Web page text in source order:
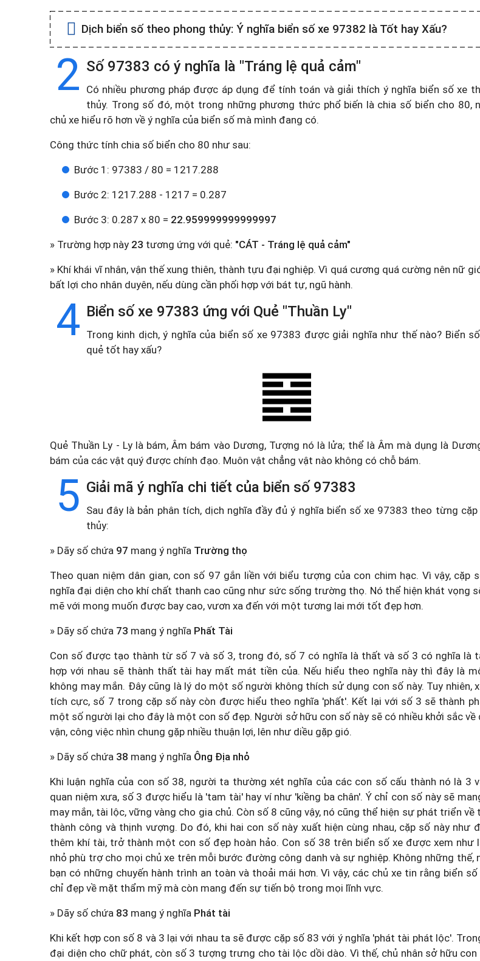
Dịch biển số theo phong thủy: Ý nghĩa biển số xe 97382 là Tốt hay Xấu?
2 Số 97383 có ý nghĩa là "Tráng lệ quả cảm"
Có nhiều phương pháp được áp dụng để tính toán và giải thích ý nghĩa biển số xe
thủy. Trong số đó, một trong những phương thức phổ biến là chia số biển cho 80,
chủ xe hiểu rõ hơn về ý nghĩa của biển số mà mình đang có.
Công thức tính chia số biển cho 80 như sau:
Bước 1: 97383 / 80 = 1217.288
Bước 2: 1217.288 - 1217 = 0.287
Bước 3: 0.287 x 80 = 22.959999999999997
» Trường hợp này 23 tương ứng với quẻ: "CÁT - Tráng lệ quả cảm"
» Khí khái vĩ nhân, vận thế xung thiên, thành tựu đại nghiệp. Vì quá cương quá cường nên nữ
bất lợi cho nhân duyên, nếu dùng cần phối hợp với bát tự, ngũ hành.
4 Biển số xe 97383 ứng với Quẻ "Thuần Ly"
Trong kinh dịch, ý nghĩa của biển số xe 97383 được giải nghĩa như thế nào? Biển
quẻ tốt hay xấu?
Quẻ Thuần Ly - Ly là bám, Âm bám vào Dương, Tượng nó là lửa; thể là Âm mà dụng là
bám của các vật quý được chính đạo. Muôn vật chẳng vật nào không có chỗ bám.
5 Giải mã ý nghĩa chi tiết của biển số 97383
Sau đây là bản phân tích, dịch nghĩa đầy đủ ý nghĩa biển số xe 97383 theo từng cặp
thủy:
» Dãy số chứa 97 mang ý nghĩa Trường thọ
Theo quan niệm dân gian, con số 97 gắn liền với biểu tượng của con chim hạc. Vì vậy, cặp
nghĩa đại diện cho khí chất thanh cao cũng như sức sống trường thọ. Nó thể hiện khát vọng
mẽ với mong muốn được bay cao, vươn xa đến với một tương lai mới tốt đẹp hơn.
» Dãy số chứa 73 mang ý nghĩa Phất Tài
Con số được tạo thành từ số 7 và số 3, trong đó, số 7 có nghĩa là thất và số 3 có nghĩa là
hợp với nhau sẽ thành thất tài hay mất mát tiền của. Nếu hiểu theo nghĩa này thì đây là
không may mắn. Đây cũng là lý do một số người không thích sử dụng con số này. Tuy nhiên,
tích cực, số 7 trong cặp số này còn được hiểu theo nghĩa 'phất'. Kết lại với số 3 sẽ thành
một số người lại cho đây là một con số đẹp. Người sở hữu con số này sẽ có nhiều khởi sắc
vận, công việc nhìn chung gặp nhiều thuận lợi, lên như diều gặp gió.
» Dãy số chứa 38 mang ý nghĩa Ông Địa nhỏ
Khi luận nghĩa của con số 38, người ta thường xét nghĩa của các con số cấu thành nó là 3
quan niệm xưa, số 3 được hiểu là 'tam tài' hay ví như 'kiềng ba chân'. Ý chỉ con số này sẽ
may mắn, tài lộc, vững vàng cho gia chủ. Còn số 8 cũng vậy, nó cũng thể hiện sự phát triển về
thành công và thịnh vượng. Do đó, khi hai con số này xuất hiện cùng nhau, cặp số này như
thêm khí tài, trở thành một con số đẹp hoàn hảo. Con số 38 trên biển số xe được xem như
nhỏ phù trợ cho mọi chủ xe trên mỗi bước đường công danh và sự nghiệp. Không những thế,
bạn có những chuyến hành trình an toàn và thoải mái hơn. Vì vậy, các chủ xe tin rằng biển
chỉ đẹp về mặt thẩm mỹ mà còn mang đến sự tiến bộ trong mọi lĩnh vực.
» Dãy số chứa 83 mang ý nghĩa Phát tài
Khi kết hợp con số 8 và 3 lại với nhau ta sẽ được cặp số 83 với ý nghĩa 'phát tài phát lộc'.
đại diện cho chữ phát, còn số 3 tượng trưng cho tài lộc dồi dào. Vì thế, chủ nhân sở hữu con